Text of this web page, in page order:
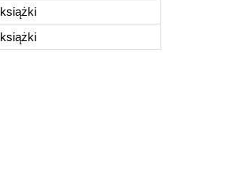
książki
książki